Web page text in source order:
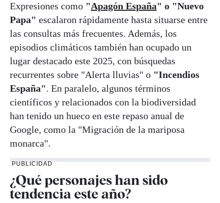
Expresiones como "Apagón España" o "Nuevo
Papa" escalaron rápidamente hasta situarse entre
las consultas más frecuentes. Además, los
episodios climáticos también han ocupado un
lugar destacado este 2025, con búsquedas
recurrentes sobre "Alerta lluvias" o "Incendios
España". En paralelo, algunos términos
científicos y relacionados con la biodiversidad
han tenido un hueco en este repaso anual de
Google, como la "Migración de la mariposa
monarca".
PUBLICIDAD
¿Qué personajes han sido
tendencia este año?